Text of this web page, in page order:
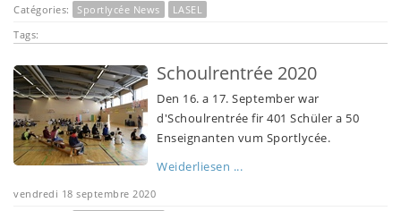
Catégories:
Sportlycée News
LASEL
Tags:
Schoulrentrée 2020
Den 16. a 17. September war
d'Schoulrentrée fir 401 Schüler a 50
Enseignanten vum Sportlycée.
Weiderliesen ...
vendredi 18 septembre 2020